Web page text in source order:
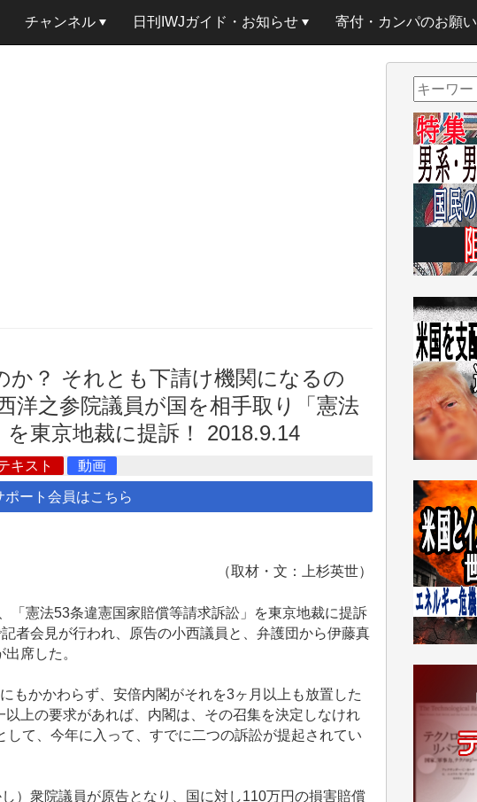
チャンネル 日刊IWJガイド・お知らせ 寄付・カンパのお願い
か？ それとも下請け機関になるの
洋之参院議員が国を相手取り「憲法
東京地裁に提訴！ 2018.9.14
キスト 動画
ポート会員はこちら
（取材・文：上杉英世）
憲法53条違憲国家賠償等請求訴訟」を東京地裁に提訴
者会見が行われ、原告の小西議員と、弁護団から伊藤真
席した。
もかかわらず、安倍内閣がそれを3ヶ月以上も放置した
上の要求があれば、内閣は、その召集を決定しなけれ
て、今年に入って、すでに二つの訴訟が提起されてい
）衆院議員が原告となり、国に対し110万円の損害賠償